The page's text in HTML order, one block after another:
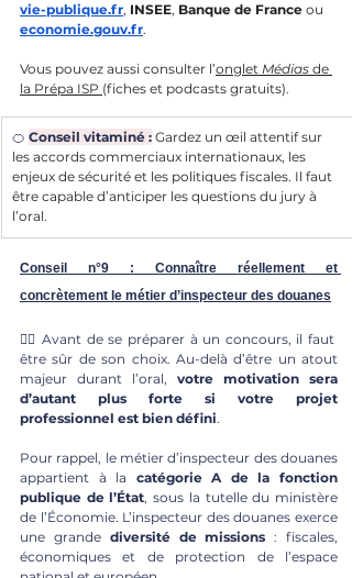
vie-publique.fr, INSEE, Banque de France ou
economie.gouv.fr.
Vous pouvez aussi consulter l’onglet Médias de
la Prépa ISP (fiches et podcasts gratuits).
🍊 Conseil vitaminé : Gardez un œil attentif sur
les accords commerciaux internationaux, les
enjeux de sécurité et les politiques fiscales. Il faut
être capable d’anticiper les questions du jury à
l’oral.
Conseil n°9 : Connaître réellement et
concrètement le métier d’inspecteur des douanes
👮‍♂️ Avant de se préparer à un concours, il faut
être sûr de son choix. Au-delà d’être un atout
majeur durant l’oral, votre motivation sera
d’autant plus forte si votre projet
professionnel est bien défini.
Pour rappel, le métier d’inspecteur des douanes
appartient à la catégorie A de la fonction
publique de l’État, sous la tutelle du ministère
de l’Économie. L’inspecteur des douanes exerce
une grande diversité de missions : fiscales,
économiques et de protection de l’espace